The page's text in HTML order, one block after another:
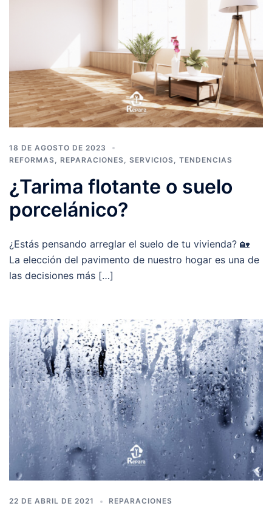
18 DE AGOSTO DE 2023
REFORMAS
REPARACIONES SERVICIOS TENDENCIAS
¿Tarima flotante o suelo
porcelánico?
¿Estás pensando arreglar el suelo de tu vivienda? 🏡
La elección del pavimento de nuestro hogar es una de
las decisiones más […]
22 DE ABRIL DE 2021 REPARACIONES